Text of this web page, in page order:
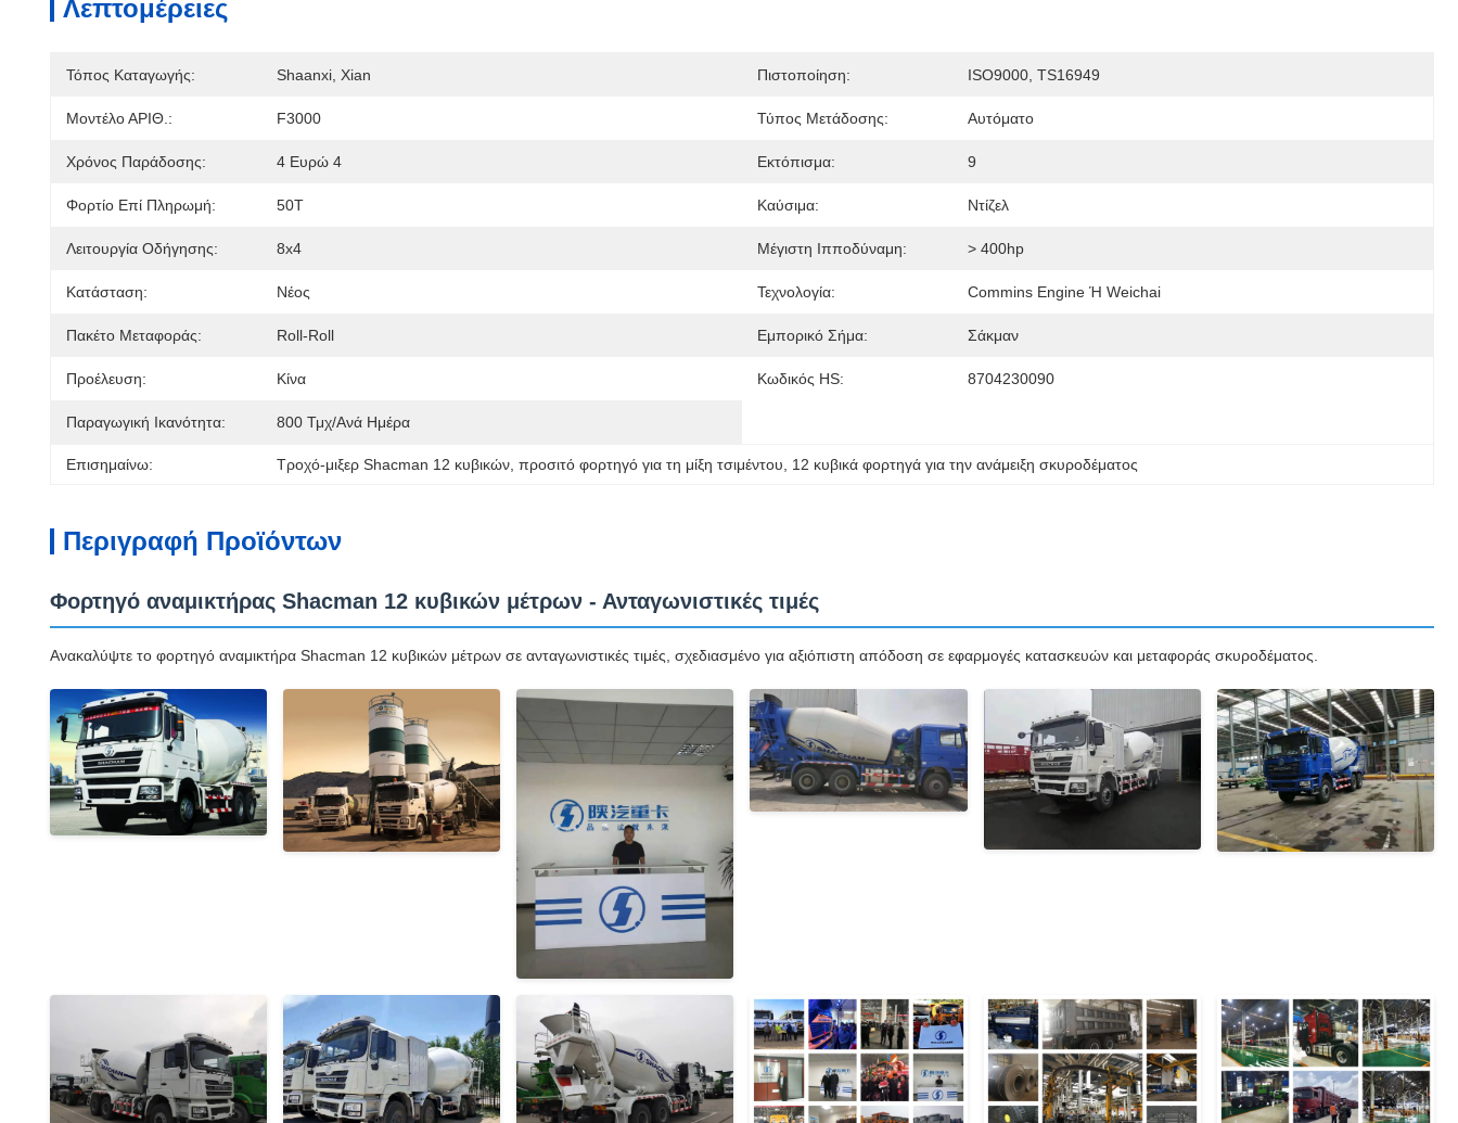
Λεπτομέρειες
Τόπος Καταγωγής: Shaanxi, Xian Πιστοποίηση: ISO9000, TS16949
Μοντέλο ΑΡΙΘ.: F3000 Τύπος Μετάδοσης: Αυτόματο
Χρόνος Παράδοσης: 4 Ευρώ 4 Εκτόπισμα: 9
Φορτίο Επί Πληρωμή: 50Τ Καύσιμα: Ντίζελ
Λειτουργία Οδήγησης: 8x4 Μέγιστη Ιπποδύναμη: > 400hp
Κατάσταση: Νέος Τεχνολογία: Commins Engine Ή Weichai
Πακέτο Μεταφοράς: Roll-Roll Εμπορικό Σήμα: Σάκμαν
Προέλευση: Κίνα Κωδικός HS: 8704230090
Παραγωγική Ικανότητα: 800 Τμχ/ανά Ημέρα
Επισημαίνω: Τροχό-μιξερ Shacman 12 κυβικών προσιτό φορτηγό για τη μίξη τσιμέντου 12 κυβικά φορτηγά για την ανάμειξη σκυροδέματος
Περιγραφή Προϊόντων
Φορτηγό αναμικτήρας Shacman 12 κυβικών μέτρων - Ανταγωνιστικές τιμές
Ανακαλύψτε το φορτηγό αναμικτήρα Shacman 12 κυβικών μέτρων σε ανταγωνιστικές τιμές, σχεδιασμένο για αξιόπιστη απόδοση σε εφαρμογές κατασκευών και μεταφοράς σκυροδέματος.